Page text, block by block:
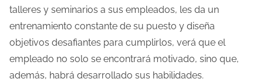
talleres y seminarios a sus empleados, les da un
entrenamiento constante de su puesto y diseña
objetivos desafiantes para cumplirlos, verá que el
empleado no solo se encontrará motivado, sino que,
además, habrá desarrollado sus habilidades.